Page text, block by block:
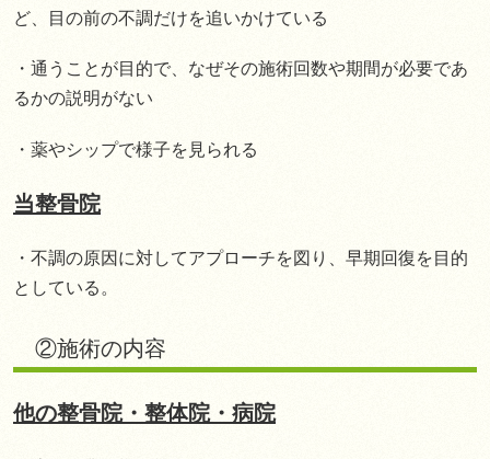
ど、目の前の不調だけを追いかけている
・通うことが目的で、なぜその施術回数や期間が必要であ
るかの説明がない
・薬やシップで様子を見られる
当整骨院
・不調の原因に対してアプローチを図り、早期回復を目的
としている。
②施術の内容
他の整骨院・整体院・病院